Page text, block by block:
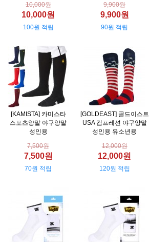
10,000원
10,000원
100원 적립
9,900원
9,900원
90원 적립
[KAMISTA] 카미스타
스포츠양말 야구양말
성인용
7,500원
7,500원
70원 적립
[GOLDEAST] 골드이스트
USA 컴프레션 야구양말
성인용 유소년용
12,000원
12,000원
120원 적립